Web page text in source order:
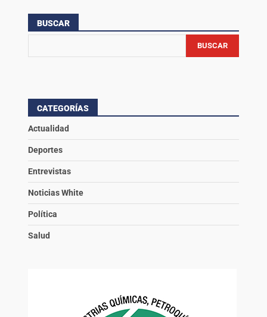
BUSCAR
BUSCAR
CATEGORÍAS
Actualidad
Deportes
Entrevistas
Noticias White
Política
Salud